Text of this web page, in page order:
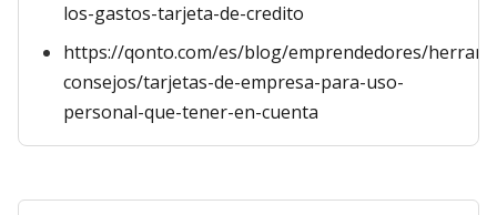
los-gastos-tarjeta-de-credito
https://qonto.com/es/blog/emprendedores/
consejos/tarjetas-de-empresa-para-uso-
personal-que-tener-en-cuenta